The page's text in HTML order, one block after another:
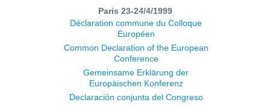
Paris 23-24/4/1999
Déclaration commune du Colloque
Européen
Common Declaration of the European
Conference
Gemeinsame Erklärung der
Europäischen Konferenz
Declaración conjunta del Congreso